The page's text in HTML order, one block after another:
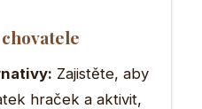
Zajistěte, aby
hraček a aktivit,